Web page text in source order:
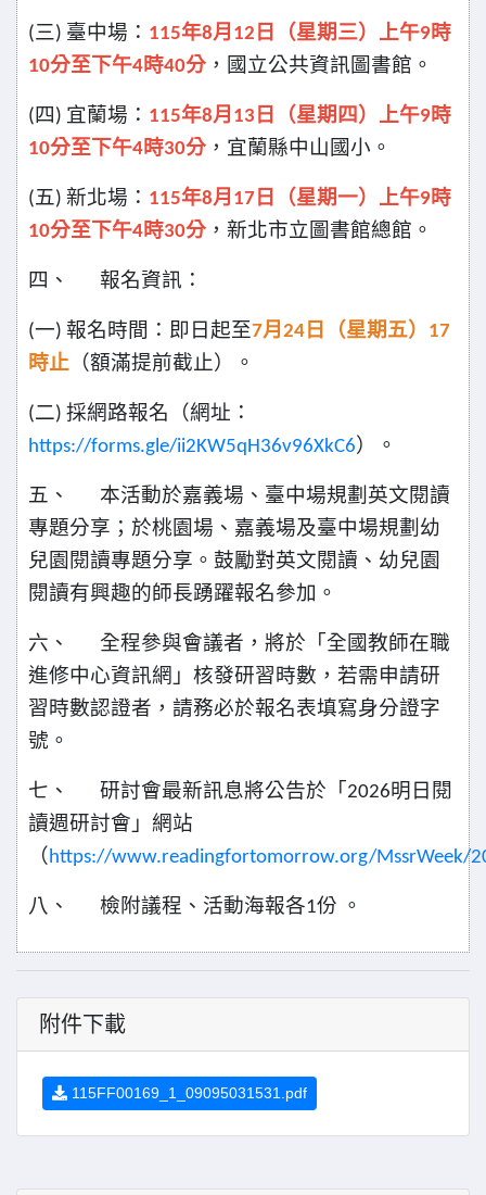
(三) 臺中場： 115年8月 12 日（星期三）上午9時
10分至下午4時40分 ，國立公共資訊圖書館。
( 四 ) 宜蘭場： 115年8月 13 日（星期四）上午9時
10分至下午4時30分 ，宜蘭縣中山國小。
(五) 新北場： 115年8月 17 日（星期一）上午9時
10分至下午4時30分 ，新北市立圖書館總館。
四、 報名資訊：
(一) 報名時間：即日起至7月 24 日（星期五） 17
時止 （額滿提前截止）。
(二) 採網路報名（網址：
https://forms.gle/ii2KW5qH36v96XkC6）。
五、
本活動於嘉義場、臺中場規劃英文閱讀
專題分享；於桃園場、嘉義場及臺中場規劃幼
兒園閱讀專題分享。鼓勵對英文閱讀、幼兒園
閱讀有興趣的師長踴躍報名參加。
六、
全程參與會議者，將於「全國教師在職
進修中心資訊網」核發研習時數，若需申請研
習時數認證者，請務必於報名表填寫身分證字
號。
七、 研討會最新訊息將公告於「 2026明日閱
讀週研討會」網站
（https://www.readingfortomorrow.org/MssrWeek/
八、 檢附議程、活動海報各1份 。
附件下載
115FF00169_1_09095031531.pdf